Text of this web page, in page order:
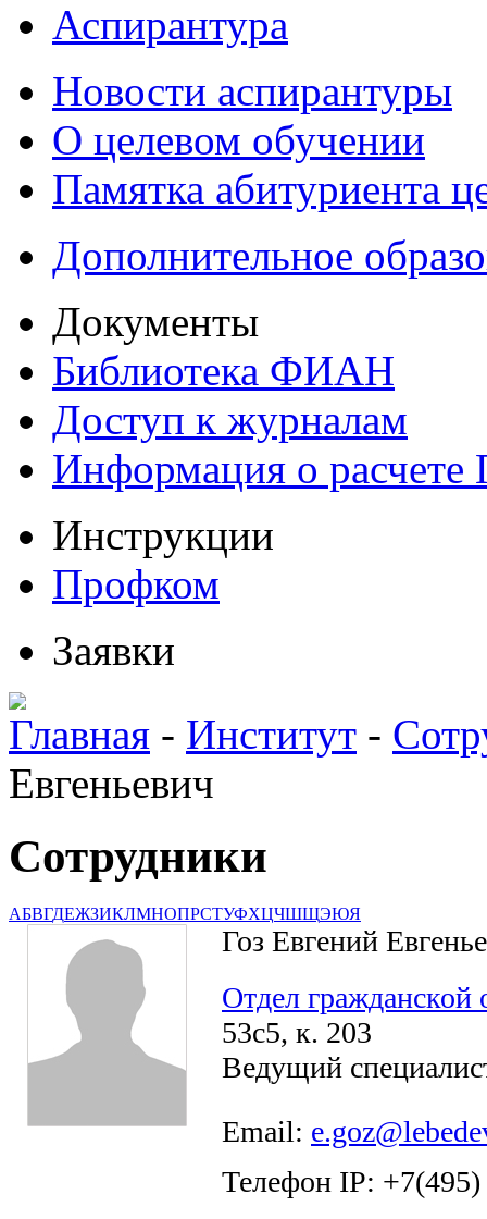
Аспирантура
Новости аспирантуры
О целевом обучении
Памятка абитуриента
Дополнительное
Документы
Библиотека ФИАН
Доступ к журналам
Информация о
Инструкции
Профком
Заявки
Главная - Институт -
Евгеньевич
Сотрудники
АБВГДЕЖЗИКЛМНОПРСТУФХЦЧШЩЭЮЯ
Гоз Евгений
Отдел гражданской
53с5, к. 203
Ведущий
Email:
Телефон IP: